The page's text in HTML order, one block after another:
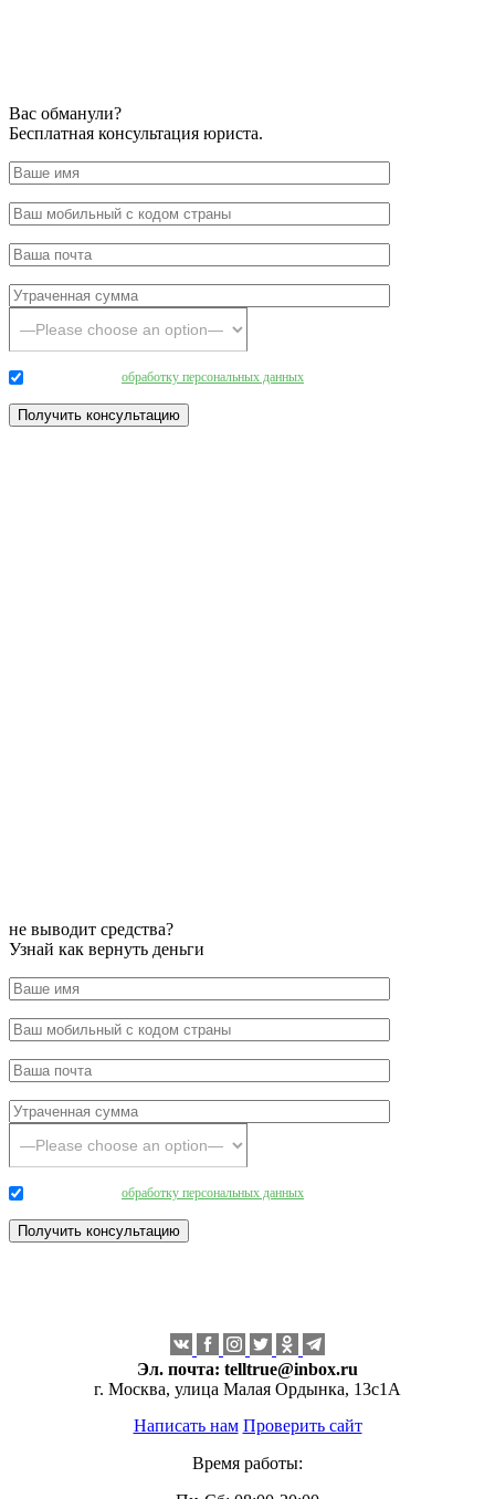
Вас обманули?
Бесплатная консультация юриста.
обработку персональных данных
не выводит средства?
Узнай как вернуть деньги
обработку персональных данных
Эл. почта: telltrue@inbox.ru
г. Москва, улица Малая Ордынка, 13с1А
Написать нам Проверить сайт
Время работы: